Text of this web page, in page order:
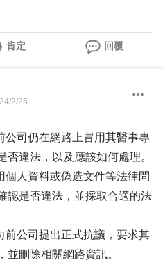
肯定 回覆
2/25
公司仍在網路上冒用其醫事專
違法，以及應該如何處理。
個人資料或偽造文件等法律問
認是否違法，並採取合適的法
前公司提出正式抗議，要求其
並刪除相關網路資訊。